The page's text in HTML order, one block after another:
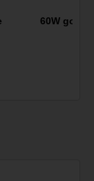
60W